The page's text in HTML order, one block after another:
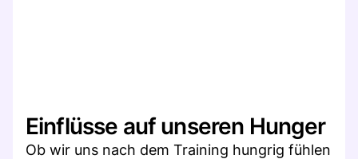
Einflüsse auf unseren Hunger
Ob wir uns nach dem Training hungrig fühlen